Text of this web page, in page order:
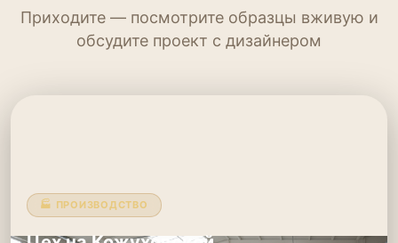
Приходите — посмотрите образцы вживую и
обсудите проект с дизайнером
🏭 ПРОИЗВОДСТВО